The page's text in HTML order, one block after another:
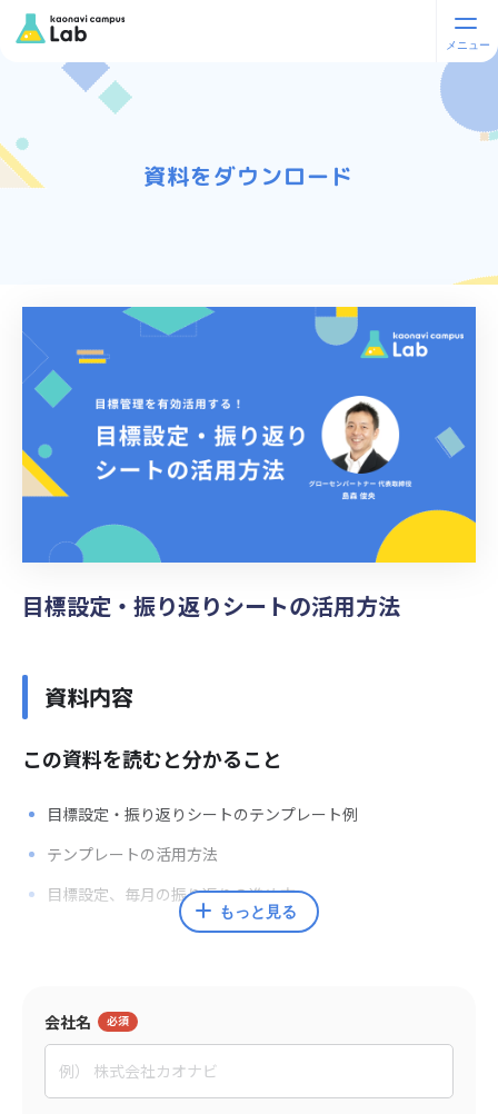
資料をダウンロード
目標設定・振り返りシートの活用方法
資料内容
この資料を読むと分かること
目標設定・振り返りシートのテンプレート例
テンプレートの活用方法
目標設定、毎月の振り返りの進め方
島森 俊央
グローセンパートナー
もっと見る
会社名